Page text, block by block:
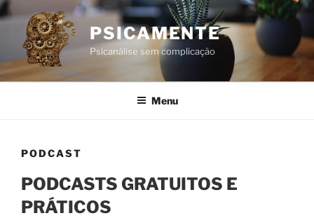
Pular
para
conteúdo
PSICAMENTE
Psicanálise sem complicação
Menu
PODCAST
PODCASTS GRATUITOS E
PRÁTICOS